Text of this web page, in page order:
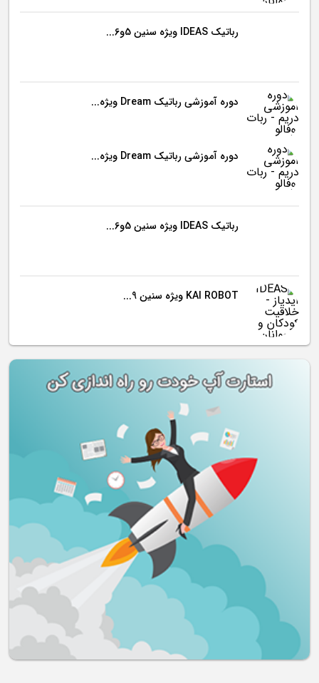
رباتیک IDEAS ویژه سنین 5و6...
دوره آموزشی رباتیک Dream ویژه...
دوره آموزشی رباتیک Dream ویژه...
رباتیک IDEAS ویژه سنین 5و6...
KAI ROBOT ویژه سنین 9...